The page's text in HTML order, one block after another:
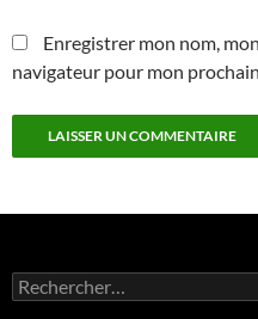
Enregistrer mon nom,
navigateur pour mon
Rechercher :